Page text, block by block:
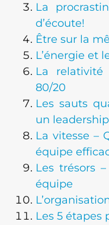
La
d’écoute!
Être sur la
L’énergie et
La
80/20
Les sauts
un
La vitesse –
équipe
Les trésors
équipe
Les 5 étapes